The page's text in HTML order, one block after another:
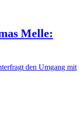
Melle:
den Umgang mit